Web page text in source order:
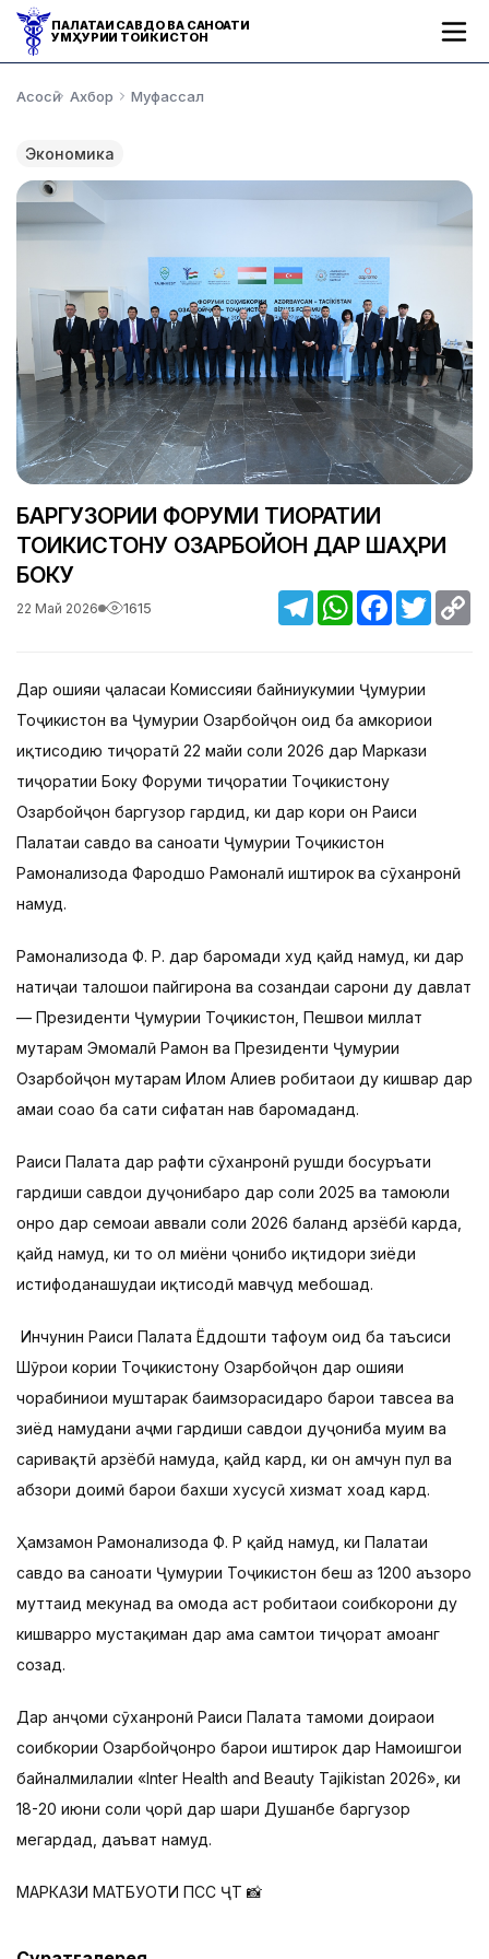
ПАЛАТАИ САВДО ВА САНОАТИ
ҶУМҲУРИИ ТОҶИКИСТОН
Асосӣ Ахбор Муфассал
Экономика
БАРГУЗОРИИ ФОРУМИ ТИҶОРАТИИ
ТОҶИКИСТОНУ ОЗАРБОЙҶОН ДАР ШАҲРИ
БОКУ
22 Май 2026 1615 TelegramWhatsApp
Facebook
Twitter
Дар ҳошияи ҷаласаи Комиссияи байниҳукумии Ҷумҳурии
Тоҷикистон ва Ҷумҳурии Озарбойҷон оид ба ҳамкориҳои
иқтисодию тиҷоратӣ 22 майи соли 2026 дар Маркази
тиҷоратии Боку Форуми тиҷоратии Тоҷикистону
Озарбойҷон баргузор гардид, ки дар кори он Раиси
Палатаи савдо ва саноати Ҷумҳурии Тоҷикистон
Раҳмонализода Фарҳодшоҳ Раҳмоналӣ иштирок ва сӯханронӣ
намуд.
Раҳмонализода Ф. Р. дар баромади худ қайд намуд, ки дар
натиҷаи талошҳои пайгирона ва созандаи сарони ду давлат
— Президенти Ҷумҳурии Тоҷикистон, Пешвои миллат
муҳтарам Эмомалӣ Раҳмон ва Президенти Ҷумҳурии
Озарбойҷон муҳтарам Илҳом Алиев робитаҳои ду кишвар дар
ҳамаи соҳаҳо ба сатҳи сифатан нав баромаданд.
Раиси Палата дар рафти сӯханронӣ рушди босуръати
гардиши савдои дуҷонибаро дар соли 2025 ва тамоюли
онро дар семоҳаи аввали соли 2026 баланд арзёбӣ карда,
қайд намуд, ки то ҳол миёни ҷонибҳо иқтидори зиёди
истифоданашудаи иқтисодӣ мавҷуд мебошад.
Инчунин Раиси Палата Ёддошти тафоҳум оид ба таъсиси
Шӯрои кории Тоҷикистону Озарбойҷон дар ҳошияи
чорабиниҳои муштарак баимзорасидаро барои тавсеа ва
зиёд намудани ҳаҷми гардиши савдои дуҷониба муҳим ва
саривақтӣ арзёбӣ намуда, қайд кард, ки он ҳамчун пул ва
абзори доимӣ барои бахши хусусӣ хизмат хоҳад кард.
Ҳамзамон Раҳмонализода Ф. Р қайд намуд, ки Палатаи
савдо ва саноати Ҷумҳурии Тоҷикистон беш аз 1200 аъзоро
муттаҳид мекунад ва омода аст робитаҳои соҳибкорони ду
кишварро мустақиман дар ҳама самтҳои тиҷорат ҳамоҳанг
созад.
Дар анҷоми сӯханронӣ Раиси Палата тамоми доираҳои
соҳибкории Озарбойҷонро барои иштирок дар Намоишгоҳи
байналмилалии «Inter Health and Beauty Tajikistan 2026», ки
18-20 июни соли ҷорӣ дар шаҳри Душанбе баргузор
мегардад, даъват намуд.
МАРКАЗИ МАТБУОТИ ПСС ҶТ 📸